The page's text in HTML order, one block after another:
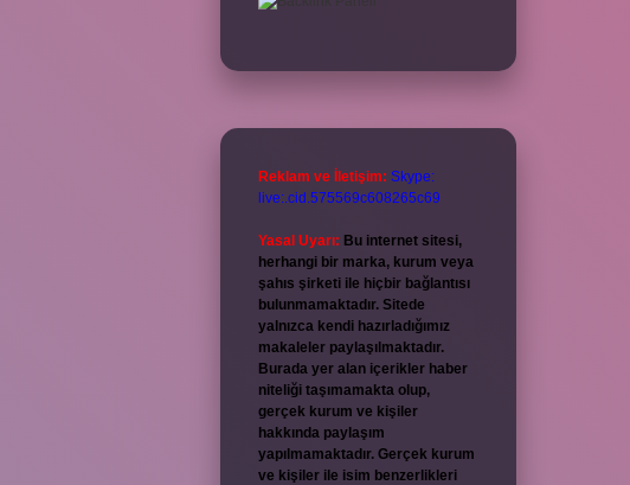
Reklam ve İletişim: Skype:
live:.cid.575569c608265c69
Yasal Uyarı: Bu internet sitesi,
herhangi bir marka, kurum veya
şahıs şirketi ile hiçbir bağlantısı
bulunmamaktadır. Sitede
yalnızca kendi hazırladığımız
makaleler paylaşılmaktadır.
Burada yer alan içerikler haber
niteliği taşımamakta olup,
gerçek kurum ve kişiler
hakkında paylaşım
yapılmamaktadır. Gerçek kurum
ve kişiler ile isim benzerlikleri